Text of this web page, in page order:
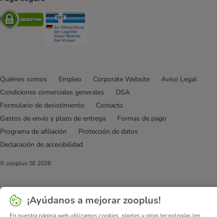
Security
Quiénes somos Empleo Corporate Website
Aviso Legal
Condiciones comerciales generales
DSA
Formulario de desistimiento
Contacto
Gastos de envío y plazo de entrega
Formas de pago
Programa de afiliación
Protección de datos
Declaración de accesibilidad
© zooplus SE 2026
¡Ayúdanos a mejorar zooplus!